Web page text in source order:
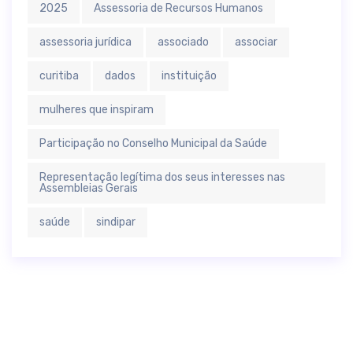
2025 Assessoria de Recursos Humanos
assessoria jurídica associado associar
curitiba dados instituição
mulheres que inspiram
Participação no Conselho Municipal da Saúde
Representação legítima dos seus interesses nas
Assembleias Gerais
saúde sindipar